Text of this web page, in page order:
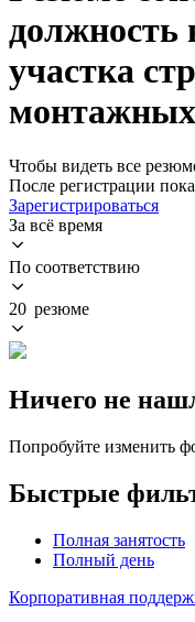
должность
участка
монтажных
Чтобы видеть все
После регистрации
Зарегистрироваться
За всё время
По соответствию
20 резюме
Ничего не
Попробуйте изменить
Быстрые
Полная занятость
Полный день
Корпоративная